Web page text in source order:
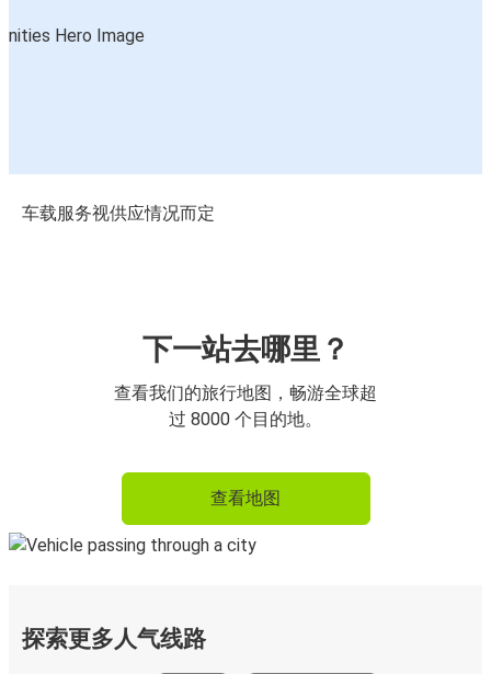
车载服务视供应情况而定
下一站去哪里？
查看我们的旅行地图，畅游全球超
过 8000 个目的地。
查看地图
探索更多人气线路